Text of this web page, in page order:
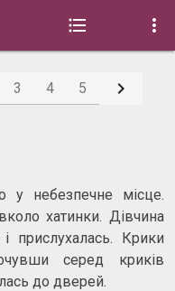
 
3 4 5 
у небезпечне місце.
хатинки. Дівчина
прислухалась. Крики
серед криків
до дверей.